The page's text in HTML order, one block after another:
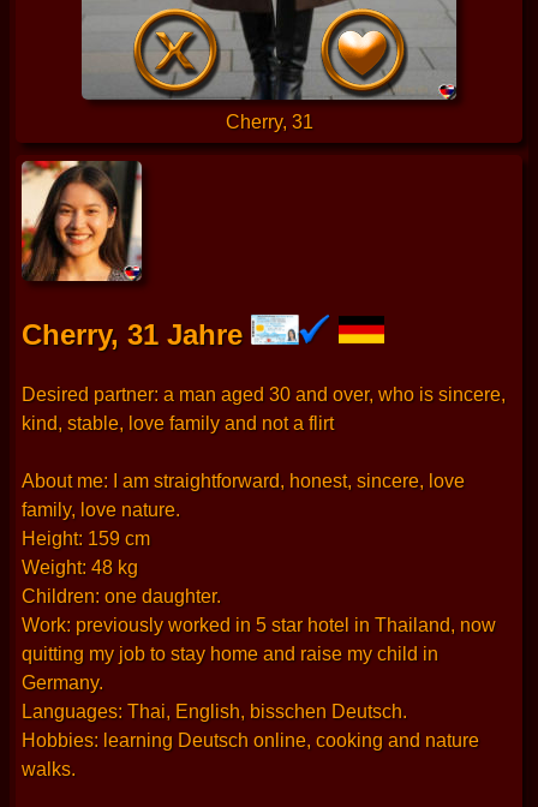
Cherry, 31
Cherry, 31 Jahre
Desired partner: a man aged 30 and over, who is sincere,
kind, stable, love family and not a flirt
About me: I am straightforward, honest, sincere, love
family, love nature.
Height: 159 cm
Weight: 48 kg
Children: one daughter.
Work: previously worked in 5 star hotel in Thailand, now
quitting my job to stay home and raise my child in
Germany.
Languages: Thai, English, bisschen Deutsch.
Hobbies: learning Deutsch online, cooking and nature
walks.